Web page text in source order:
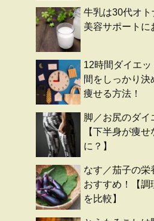
牛乳は30代オ
美容サポートに
12時間ダイエ
間をしっかり決
痩せる方法！
脚／お尻のダイ
【下半身が痩
に？】
なす／茄子の栄
おすすめ！【調
を比較】